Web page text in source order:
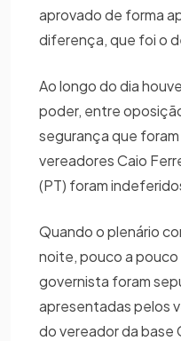
aprovado de forma
diferença, que foi o
Ao longo do dia
poder, entre
segurança que
vereadores Caio
(PT) foram
Quando o plenário
noite, pouco a
governista foram
apresentadas pelos
do vereador da base